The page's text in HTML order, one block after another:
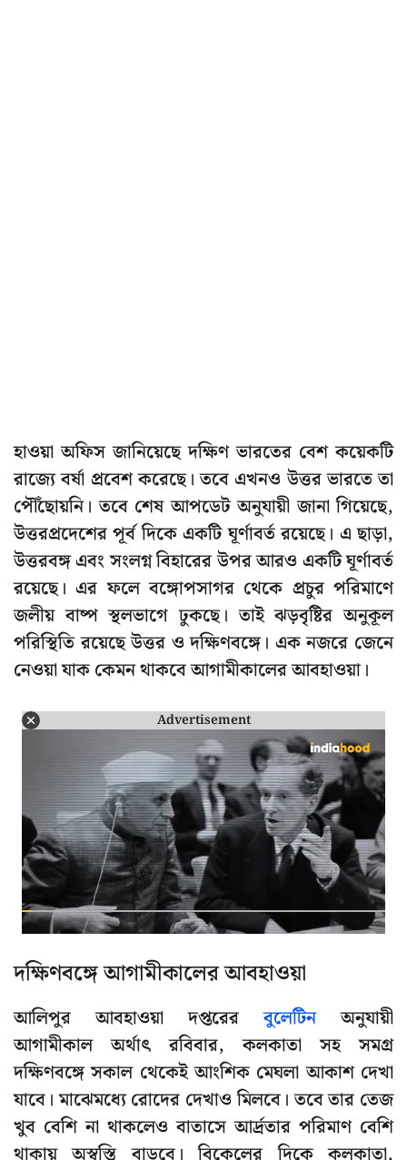
হাওয়া অফিস জানিয়েছে দক্ষিণ ভারতের বেশ কয়েকটি
রাজ্যে বর্ষা প্রবেশ করেছে। তবে এখনও উত্তর ভারতে তা
পৌঁছোয়নি। তবে শেষ আপডেট অনুযায়ী জানা গিয়েছে,
উত্তরপ্রদেশের পূর্ব দিকে একটি ঘূর্ণাবর্ত রয়েছে। এ ছাড়া,
উত্তরবঙ্গ এবং সংলগ্ন বিহারের উপর আরও একটি ঘূর্ণাবর্ত
রয়েছে। এর ফলে বঙ্গোপসাগর থেকে প্রচুর পরিমাণে
জলীয় বাষ্প স্থলভাগে ঢুকছে। তাই ঝড়বৃষ্টির অনুকূল
পরিস্থিতি রয়েছে উত্তর ও দক্ষিণবঙ্গে। এক নজরে জেনে
নেওয়া যাক কেমন থাকবে আগামীকালের আবহাওয়া।
Advertisement
দক্ষিণবঙ্গে আগামীকালের আবহাওয়া
আলিপুর আবহাওয়া দপ্তরেরবুলেটিনঅনুযায়ী
আগামীকাল অর্থাৎ রবিবার, কলকাতা সহ সমগ্র
দক্ষিণবঙ্গে সকাল থেকেই আংশিক মেঘলা আকাশ দেখা
যাবে। মাঝেমধ্যে রোদের দেখাও মিলবে। তবে তার তেজ
খুব বেশি না থাকলেও বাতাসে আর্দ্রতার পরিমাণ বেশি